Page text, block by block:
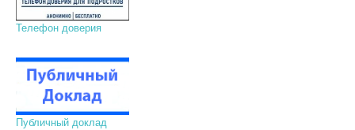
Телефон доверия
Публичный доклад